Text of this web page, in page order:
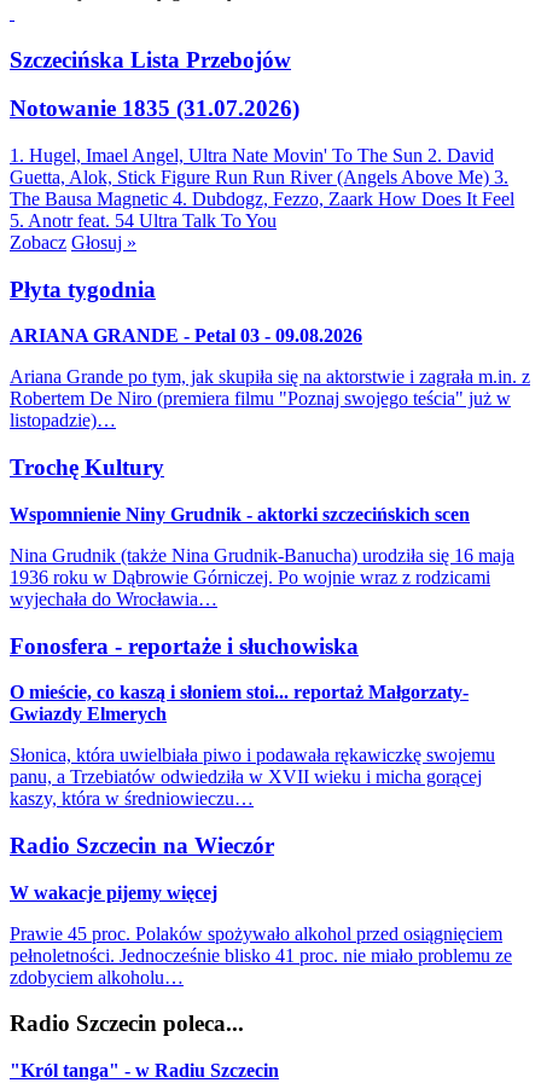
Szczecińska Lista Przebojów
Notowanie 1835 (31.07.2026)
1. Hugel, Imael Angel, Ultra Nate Movin' To The Sun 2. David
Guetta, Alok, Stick Figure Run Run River (Angels Above Me) 3.
The Bausa Magnetic 4. Dubdogz, Fezzo, Zaark How Does It Feel
5. Anotr feat. 54 Ultra Talk To You
Zobacz Głosuj »
Płyta tygodnia
ARIANA GRANDE - Petal 03 - 09.08.2026
Ariana Grande po tym, jak skupiła się na aktorstwie i zagrała m.in. z
Robertem De Niro (premiera filmu "Poznaj swojego teścia" już w
listopadzie)…
Trochę Kultury
Wspomnienie Niny Grudnik - aktorki szczecińskich scen
Nina Grudnik (także Nina Grudnik-Banucha) urodziła się 16 maja
1936 roku w Dąbrowie Górniczej. Po wojnie wraz z rodzicami
wyjechała do Wrocławia…
Fonosfera - reportaże i słuchowiska
O mieście, co kaszą i słoniem stoi... reportaż Małgorzaty-
Gwiazdy Elmerych
Słonica, która uwielbiała piwo i podawała rękawiczkę swojemu
panu, a Trzebiatów odwiedziła w XVII wieku i micha gorącej
kaszy, która w średniowieczu…
Radio Szczecin na Wieczór
W wakacje pijemy więcej
Prawie 45 proc. Polaków spożywało alkohol przed osiągnięciem
pełnoletności. Jednocześnie blisko 41 proc. nie miało problemu ze
zdobyciem alkoholu…
Radio Szczecin poleca...
"Król tanga" - w Radiu Szczecin